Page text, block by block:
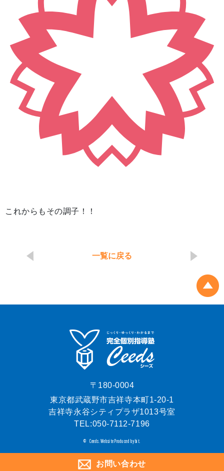
これからもその調子！！
一覧に戻る
〒180-0004
東京都武蔵野市吉祥寺本町1-20-1
吉祥寺永谷シティプラザ1013号室
TEL:050-7112-7196
お問い合わせ
© Ceeds. Website Produced by bit.